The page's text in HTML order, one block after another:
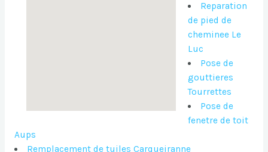
Reparation
de pied de
cheminee Le
Luc
Pose de
gouttieres
Tourrettes
Pose de
fenetre de toit
Aups
Remplacement de tuiles Carqueiranne